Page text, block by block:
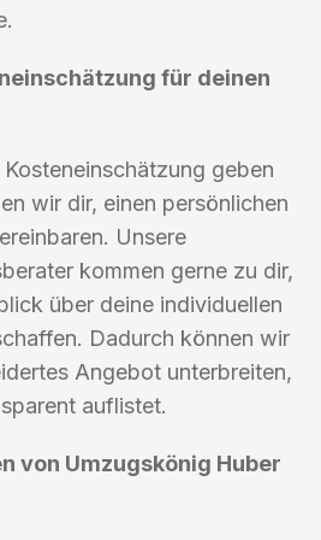
für deinen
geben
wir dir, einen persönlichen
Unsere
kommen gerne zu dir,
über deine individuellen
Dadurch können wir
Angebot unterbreiten,
auflistet.
von Umzugskönig Huber